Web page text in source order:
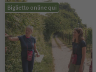
Biglietto online qui